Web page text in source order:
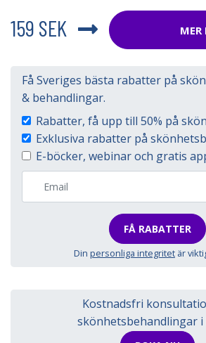
159 SEK
Få Sveriges bästa rabatter på
& behandlingar.
Rabatter, få upp till 50% på
Exklusiva rabatter på
E-böcker, webinar och gratis
FÅ RABATTER
Din personliga integritet är
Kostnadsfri
skönhetsbehandlingar i